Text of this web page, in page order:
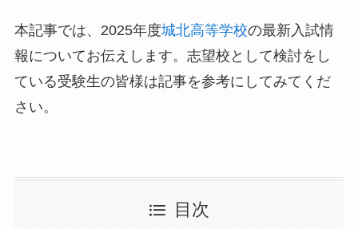
本記事では、2025年度城北高等学校の最新入試情
報についてお伝えします。志望校として検討をし
ている受験生の皆様は記事を参考にしてみてくだ
さい。
目次